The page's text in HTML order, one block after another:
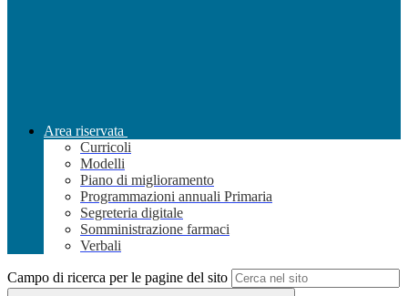
Area riservata
Curricoli
Modelli
Piano di miglioramento
Programmazioni annuali Primaria
Segreteria digitale
Somministrazione farmaci
Verbali
Campo di ricerca per le pagine del sito